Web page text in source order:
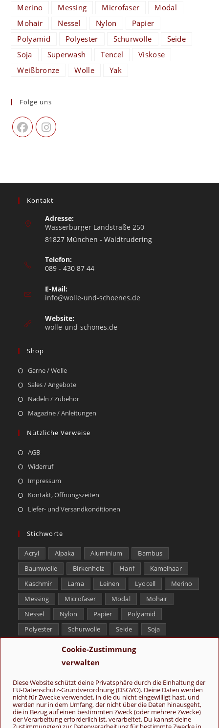
Cookie-Zustimmung
verwalten
Diese Website schützt deine Privatsphäre durch die Einhaltung der
EU-Datenschutz-Grundverordnung (DSGVO). Deine Daten werden
nicht für Zwecke verwendet, in die du nicht eingewilligt hast, und
werden nur in dem Umfang, der nicht über die Daten hinausgeht,
die in Bezug auf einen bestimmten Zweck (oder mehrere Zwecke)
der Verarbeitung erforderlich ist, verarbeitet. Du kannst deine
Merino
Messing Microfaser
Modal
Mohair
Nessel Nylon
Papier
Polyamid
Polyester Schurwolle
Seide
Soja
Superwash Tencel
Viskose
Weißbronze
Wolle Yak
Folge uns
Kontakt
Adresse:
Wasserburger Landstraße 250
81827 München - Waldtrudering
Telefon:
089 - 430 87 44
E-Mail:
info@wolle-und-schoenes.de
Website:
wolle-und-schönes.de
Shop
Garne / Wolle
Sales / Angebote
Nadeln / Zubehör
Magazine / Anleitungen
Nützliche Verweise
AGB
Widerruf
Impressum
Kontakt, Öffnungszeiten
Liefer- und Versandkonditionen
Stichworte
Acryl Alpaka Aluminium
Bambus
Baumwolle
Birkenholz Hanf
Kamelhaar
Kaschmir
Lama Leinen Lyocell
Merino
Messing
Microfaser Modal
Mohair
Nessel
Nylon Papier
Polyamid
Polyester
Schurwolle Seide
Soja
Tencel
Yak
Folge uns